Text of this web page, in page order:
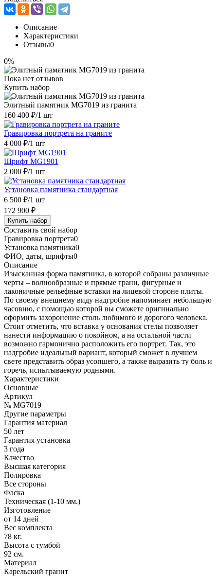
Описание
Характеристики
Отзывы0
0%
Пока нет отзывов
Купить набор
Элитный памятник MG7019 из гранита
160 400 ₽/1 шт
Гравировка портрета на граните
4 000 ₽/1 шт
Шрифт MG1901
2 000 ₽/1 шт
Установка памятника стандартная
6 500 ₽/1 шт
172 900 ₽
Купить набор
Составить свой набор
Гравировка портрета0
Установка памятника0
ФИО, даты, шрифты0
Описание
Изысканная форма памятника, в которой собраны различные
черты – волнообразные и прямые грани, фигурные и
лаконичные рельефные вставки на лицевой стороне плиты.
По своему внешнему виду надгробие напоминает небольшую
часовню, с помощью которой вы сможете оригинально
оформить захоронение столь любимого и дорогого человека.
Стоит отметить, что вставка у основания стелы позволяет
нанести информацию о покойном, а на остальной части
возможно гармонично расположить его портрет. Так, это
надгробие идеальный вариант, который сможет в лучшем
свете представить образ усопшего, а также выразить ту боль и
горечь, испытываемую родными.
Характеристики
Основные
Артикул
№ MG7019
Другие параметры
Гарантия материал
50 лет
Гарантия установка
3 года
Качество
Высшая категория
Полировка
Все стороны
Фаска
Техническая (1-10 мм.)
Изготовление
от 14 дней
Вес комплекта
78 кг.
Высота с тумбой
92 см.
Материал
Карельский гранит